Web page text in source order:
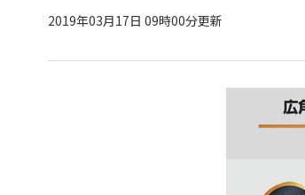
2019年03月17日 09時00分更新